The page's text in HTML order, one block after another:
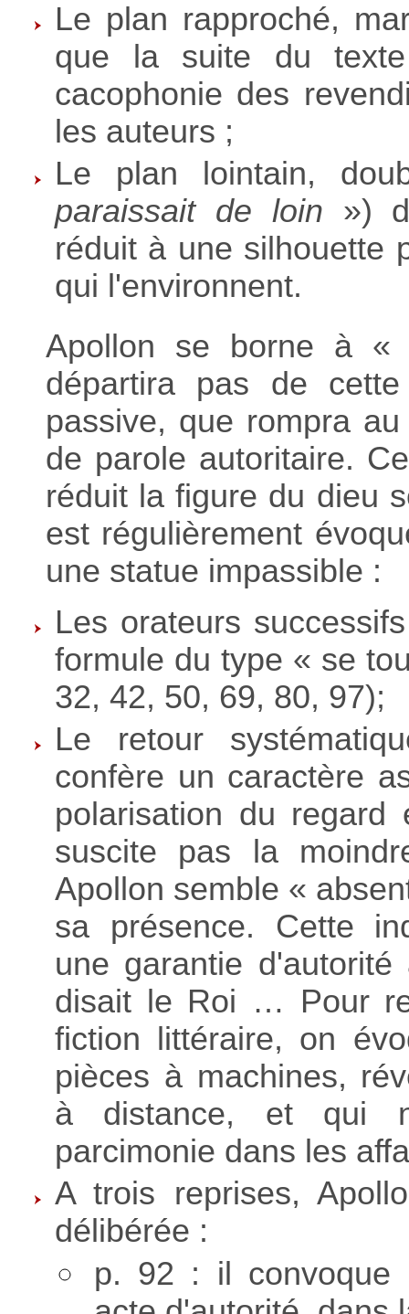
Le plan rapproché,
que la suite du
cacophonie des
les auteurs ;
Le plan lointain,
paraissait de loin »)
réduit à une silhouette
qui l'environnent.
Apollon se borne à
départira pas de cette
passive, que rompra
de parole autoritaire.
réduit la figure du dieu
est régulièrement
une statue impassible :
Les orateurs
formule du type « se
32, 42, 50, 69, 80, 97);
Le retour
confère un caractère
polarisation du
suscite pas la
Apollon semble «
sa présence. Cette
une garantie
disait le Roi … Pour
fiction littéraire, on
pièces à machines,
à distance, et qui
parcimonie dans les
A trois reprises,
délibérée :
p. 92 : il convoque